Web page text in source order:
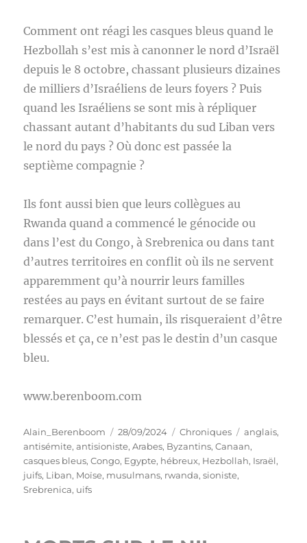
Comment ont réagi les casques bleus quand le
Hezbollah s’est mis à canonner le nord d’Israël
depuis le 8 octobre, chassant plusieurs dizaines
de milliers d’Israéliens de leurs foyers ? Puis
quand les Israéliens se sont mis à répliquer
chassant autant d’habitants du sud Liban vers
le nord du pays ? Où donc est passée la
septième compagnie ?
Ils font aussi bien que leurs collègues au
Rwanda quand a commencé le génocide ou
dans l’est du Congo, à Srebrenica ou dans tant
d’autres territoires en conflit où ils ne servent
apparemment qu’à nourrir leurs familles
restées au pays en évitant surtout de se faire
remarquer. C’est humain, ils risqueraient d’être
blessés et ça, ce n’est pas le destin d’un casque
bleu.
www.berenboom.com
Auteur
Alain_Berenboom
Publié
le
28/09/2024 Catégories
Chroniques Étiquettes
anglais,
antisémite,antisioniste,Arabes, Byzantins,Canaan,
casques bleus,Congo, Egypte, hébreux, Hezbollah, Israël,
juifs, Liban, Moïse, musulmans, rwanda,sioniste,
Srebrenica, uifs